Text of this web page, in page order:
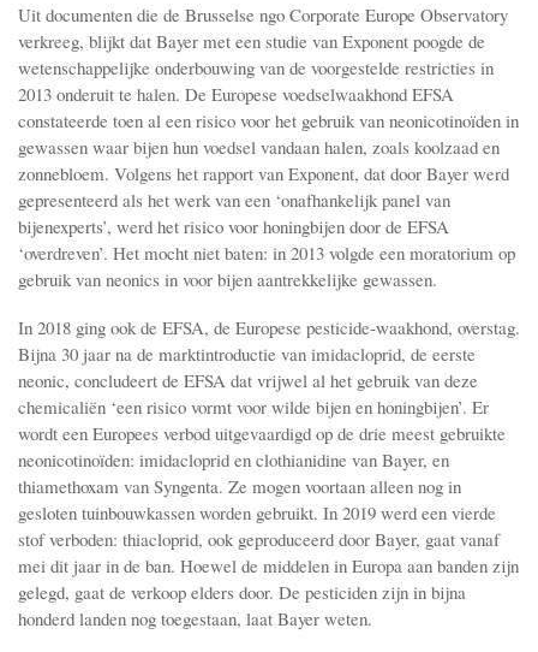
Uit documenten die de Brusselse ngo Corporate Europe Observatory
verkreeg, blijkt dat Bayer met een studie van Exponent poogde de
wetenschappelijke onderbouwing van de voorgestelde restricties in
2013 onderuit te halen. De Europese voedselwaakhond EFSA
constateerde toen al een risico voor het gebruik van neonicotinoïden in
gewassen waar bijen hun voedsel vandaan halen, zoals koolzaad en
zonnebloem. Volgens het rapport van Exponent, dat door Bayer werd
gepresenteerd als het werk van een ‘onafhankelijk panel van
bijenexperts’, werd het risico voor honingbijen door de EFSA
‘overdreven’. Het mocht niet baten: in 2013 volgde een moratorium op
gebruik van neonics in voor bijen aantrekkelijke gewassen.
In 2018 ging ook de EFSA, de Europese pesticide-waakhond, overstag.
Bijna 30 jaar na de marktintroductie van imidacloprid, de eerste
neonic, concludeert de EFSA dat vrijwel al het gebruik van deze
chemicaliën ‘een risico vormt voor wilde bijen en honingbijen’. Er
wordt een Europees verbod uitgevaardigd op de drie meest gebruikte
neonicotinoïden: imidacloprid en clothianidine van Bayer, en
thiamethoxam van Syngenta. Ze mogen voortaan alleen nog in
gesloten tuinbouwkassen worden gebruikt. In 2019 werd een vierde
stof verboden: thiacloprid, ook geproduceerd door Bayer, gaat vanaf
mei dit jaar in de ban. Hoewel de middelen in Europa aan banden zijn
gelegd, gaat de verkoop elders door. De pesticiden zijn in bijna
honderd landen nog toegestaan, laat Bayer weten.